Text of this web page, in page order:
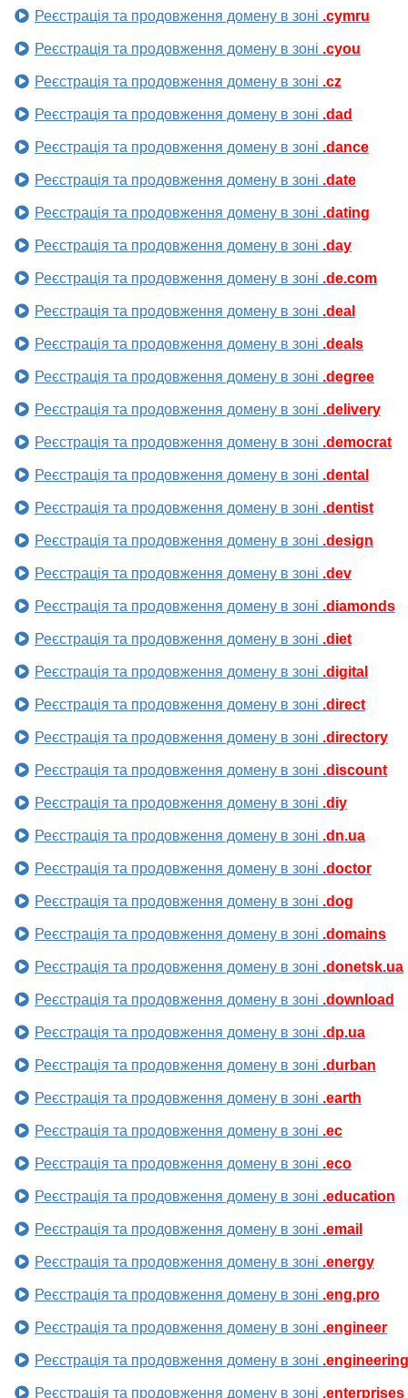
Реєстрація та продовження домену в зоні .cymru
Реєстрація та продовження домену в зоні .cyou
Реєстрація та продовження домену в зоні .cz
Реєстрація та продовження домену в зоні .dad
Реєстрація та продовження домену в зоні .dance
Реєстрація та продовження домену в зоні .date
Реєстрація та продовження домену в зоні .dating
Реєстрація та продовження домену в зоні .day
Реєстрація та продовження домену в зоні .de.com
Реєстрація та продовження домену в зоні .deal
Реєстрація та продовження домену в зоні .deals
Реєстрація та продовження домену в зоні .degree
Реєстрація та продовження домену в зоні .delivery
Реєстрація та продовження домену в зоні .democrat
Реєстрація та продовження домену в зоні .dental
Реєстрація та продовження домену в зоні .dentist
Реєстрація та продовження домену в зоні .design
Реєстрація та продовження домену в зоні .dev
Реєстрація та продовження домену в зоні .diamonds
Реєстрація та продовження домену в зоні .diet
Реєстрація та продовження домену в зоні .digital
Реєстрація та продовження домену в зоні .direct
Реєстрація та продовження домену в зоні .directory
Реєстрація та продовження домену в зоні .discount
Реєстрація та продовження домену в зоні .diy
Реєстрація та продовження домену в зоні .dn.ua
Реєстрація та продовження домену в зоні .doctor
Реєстрація та продовження домену в зоні .dog
Реєстрація та продовження домену в зоні .domains
Реєстрація та продовження домену в зоні .donetsk.ua
Реєстрація та продовження домену в зоні .download
Реєстрація та продовження домену в зоні .dp.ua
Реєстрація та продовження домену в зоні .durban
Реєстрація та продовження домену в зоні .earth
Реєстрація та продовження домену в зоні .ec
Реєстрація та продовження домену в зоні .eco
Реєстрація та продовження домену в зоні .education
Реєстрація та продовження домену в зоні .email
Реєстрація та продовження домену в зоні .energy
Реєстрація та продовження домену в зоні .eng.pro
Реєстрація та продовження домену в зоні .engineer
Реєстрація та продовження домену в зоні .engineering
Реєстрація та продовження домену в зоні .enterprises